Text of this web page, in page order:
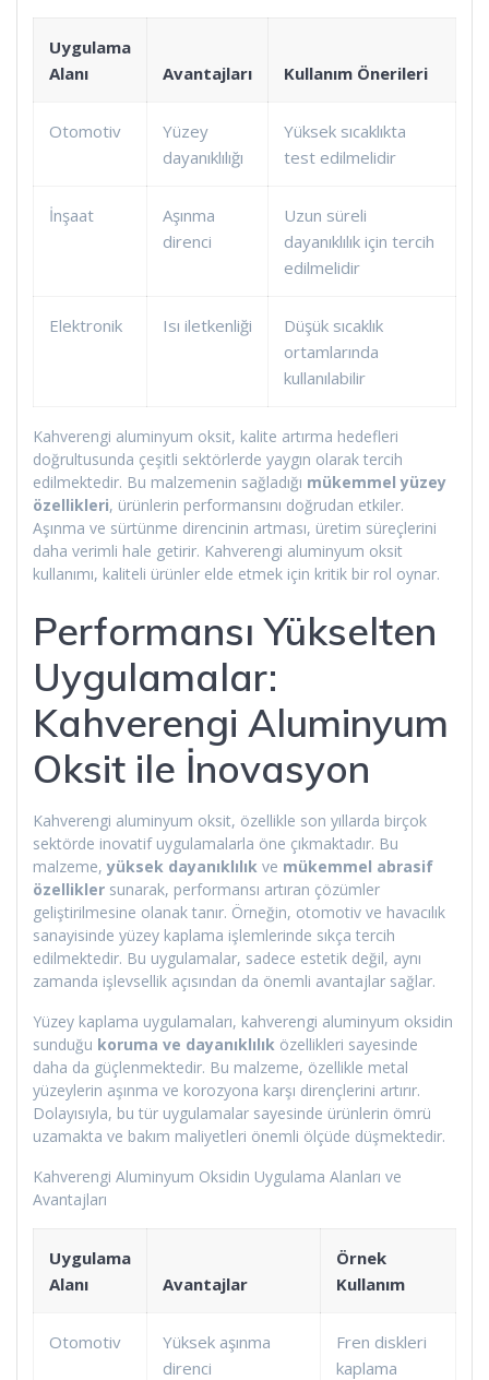
Uygulama
Alanı
Avantajları Kullanım Önerileri
Otomotiv
Yüzey
dayanıklılığı
Yüksek sıcaklıkta
test edilmelidir
İnşaat
Aşınma
direnci
Uzun süreli
dayanıklılık için tercih
edilmelidir
Elektronik Isı iletkenliği
Düşük sıcaklık
ortamlarında
kullanılabilir
Kahverengi aluminyum oksit, kalite artırma hedefleri
doğrultusunda çeşitli sektörlerde yaygın olarak tercih
edilmektedir. Bu malzemenin sağladığı mükemmel yüzey
özellikleri, ürünlerin performansını doğrudan etkiler.
Aşınma ve sürtünme direncinin artması, üretim süreçlerini
daha verimli hale getirir. Kahverengi aluminyum oksit
kullanımı, kaliteli ürünler elde etmek için kritik bir rol oynar.
Performansı Yükselten
Uygulamalar:
Kahverengi Aluminyum
Oksit ile İnovasyon
Kahverengi aluminyum oksit, özellikle son yıllarda birçok
sektörde inovatif uygulamalarla öne çıkmaktadır. Bu
malzeme,yüksek dayanıklılık ve mükemmel abrasif
özellikler sunarak, performansı artıran çözümler
geliştirilmesine olanak tanır. Örneğin, otomotiv ve havacılık
sanayisinde yüzey kaplama işlemlerinde sıkça tercih
edilmektedir. Bu uygulamalar, sadece estetik değil, aynı
zamanda işlevsellik açısından da önemli avantajlar sağlar.
Yüzey kaplama uygulamaları, kahverengi aluminyum oksidin
sunduğu koruma ve dayanıklılık özellikleri sayesinde
daha da güçlenmektedir. Bu malzeme, özellikle metal
yüzeylerin aşınma ve korozyona karşı dirençlerini artırır.
Dolayısıyla, bu tür uygulamalar sayesinde ürünlerin ömrü
uzamakta ve bakım maliyetleri önemli ölçüde düşmektedir.
Kahverengi Aluminyum Oksidin Uygulama Alanları ve
Avantajları
Uygulama
Alanı
Avantajlar
Örnek
Kullanım
Otomotiv
Yüksek aşınma
direnci
Fren diskleri
kaplama